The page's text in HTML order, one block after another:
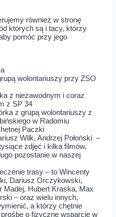
również w stronę
których są i tacy, którzy
pomóc przy jego
wolontariuszy przy ZSO
z niezawodnym i coraz
z SP 34
z grupą wolontariuszy z
w Radomiu
Paczki
Wilk, Andrzej Połoński –
zdjęć i kilka filmów,
pozostanie w naszej
trasy – to Wincenty
Dariusz Orczykowski,
Madej, Hubert Kraska, Max
– oraz wielu innych,
a którzy chętnie
o fizyczne wsparcie w